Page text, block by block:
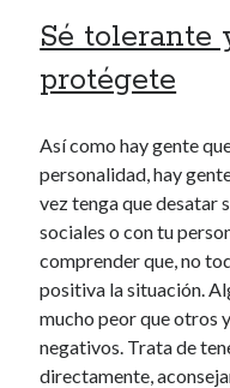
Sé
protégete
Así como hay gente
personalidad, hay
vez tenga que desatar
sociales o con tu
comprender que, no
positiva la situación.
mucho peor que otros
negativos. Trata de
directamente,